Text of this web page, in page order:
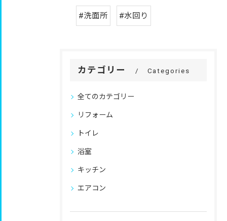
#洗面所 #水回り
カテゴリー Categories
全てのカテゴリー
リフォーム
トイレ
浴室
キッチン
エアコン